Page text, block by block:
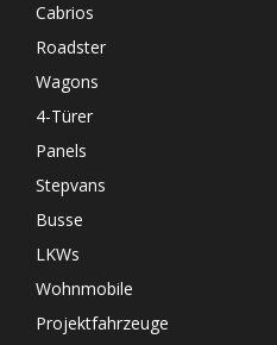
Cabrios
Roadster
Wagons
4-Türer
Panels
Stepvans
Busse
LKWs
Wohnmobile
Projektfahrzeuge